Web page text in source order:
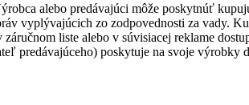
alebo predávajúci môže poskytnúť
vyplývajúcich zo zodpovednosti za vady.
liste alebo v súvisiacej reklame
predávajúceho) poskytuje na svoje výrobky